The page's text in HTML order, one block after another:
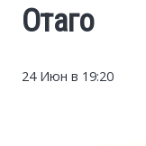
News
Politics
Отаго
24 Июн в 19:20